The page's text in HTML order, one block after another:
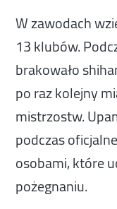
W zawodach
13 klubów.
brakowało
po raz kolejny
mistrzostw.
podczas
osobami, które
pożegnaniu.